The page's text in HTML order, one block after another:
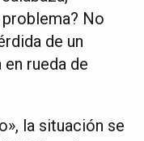
No
de un
rueda de
la situación se